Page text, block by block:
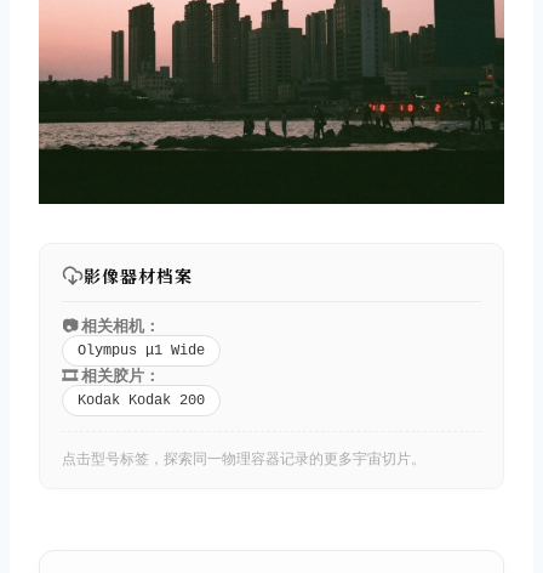
影像器材档案
📷 相关相机：
Olympus μ1 Wide
🎞️ 相关胶片：
Kodak Kodak 200
点击型号标签，探索同一物理容器记录的更多宇宙切片。